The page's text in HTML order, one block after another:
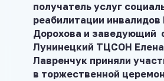
получатель услуг
реабилитации инвалидов
Дорохова и заведующий
Лунинецкий ТЦСОН Елена
Лавренчук приняли
в торжественной